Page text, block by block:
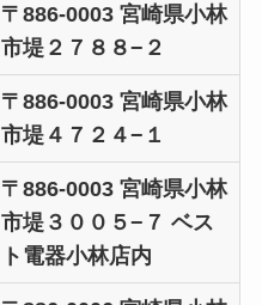
〒886-0003 宮崎県小林
市堤２７８８−２
〒886-0003 宮崎県小林
市堤４７２４−１
〒886-0003 宮崎県小林
市堤３００５−７ ベス
ト電器小林店内